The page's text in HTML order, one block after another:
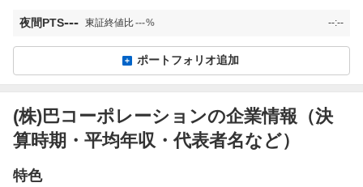
夜間PTS--- 東証終値比---% --:--
ポートフォリオ追加
(株)巴コーポレーションの企業情報（決
算時期・平均年収・代表者名など）
特色